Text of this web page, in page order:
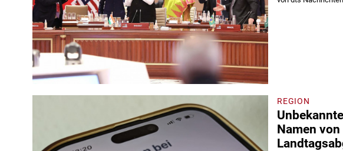
REGION
Namen von